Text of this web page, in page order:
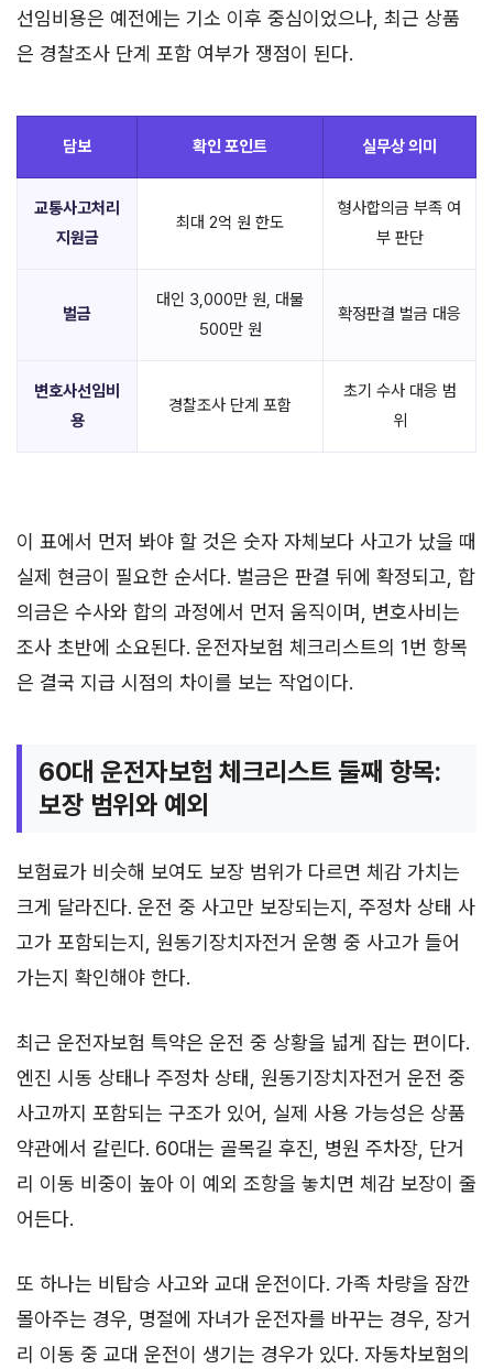
선임비용은 예전에는 기소 이후 중심이었으나, 최근 상품
은 경찰조사 단계 포함 여부가 쟁점이 된다.
담보 확인 포인트 실무상 의미
교통사고처리
지원금
최대 2억 원 한도
형사합의금 부족 여
부 판단
벌금
대인 3,000만 원, 대물
500만 원
확정판결 벌금 대응
변호사선임비
용
경찰조사 단계 포함
초기 수사 대응 범
위
이 표에서 먼저 봐야 할 것은 숫자 자체보다 사고가 났을 때
실제 현금이 필요한 순서다. 벌금은 판결 뒤에 확정되고, 합
의금은 수사와 합의 과정에서 먼저 움직이며, 변호사비는
조사 초반에 소요된다. 운전자보험 체크리스트의 1번 항목
은 결국 지급 시점의 차이를 보는 작업이다.
60대 운전자보험 체크리스트 둘째 항목:
보장 범위와 예외
보험료가 비슷해 보여도 보장 범위가 다르면 체감 가치는
크게 달라진다. 운전 중 사고만 보장되는지, 주정차 상태 사
고가 포함되는지, 원동기장치자전거 운행 중 사고가 들어
가는지 확인해야 한다.
최근 운전자보험 특약은 운전 중 상황을 넓게 잡는 편이다.
엔진 시동 상태나 주정차 상태, 원동기장치자전거 운전 중
사고까지 포함되는 구조가 있어, 실제 사용 가능성은 상품
약관에서 갈린다. 60대는 골목길 후진, 병원 주차장, 단거
리 이동 비중이 높아 이 예외 조항을 놓치면 체감 보장이 줄
어든다.
또 하나는 비탑승 사고와 교대 운전이다. 가족 차량을 잠깐
몰아주는 경우, 명절에 자녀가 운전자를 바꾸는 경우, 장거
리 이동 중 교대 운전이 생기는 경우가 있다. 자동차보험의